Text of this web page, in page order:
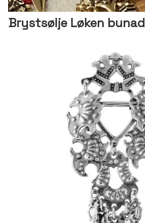
Brystsølje Løken bunad